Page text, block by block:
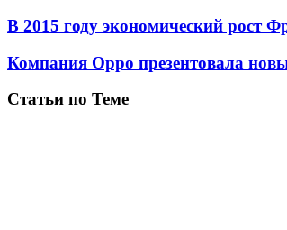
В 2015 году экономический рост
Компания Oppo презентовала
Статьи по Теме